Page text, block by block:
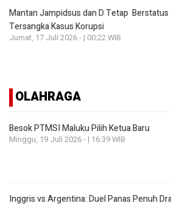
Mantan Jampidsus dan D Tetap Berstatus
Tersangka Kasus Korupsi
Jumat, 17 Juli 2026 - | 00:22 WIB
OLAHRAGA
Besok PTMSI Maluku Pilih Ketua Baru
Minggu, 19 Juli 2026 - | 16:39 WIB
Inggris vs Argentina: Duel Panas Penuh